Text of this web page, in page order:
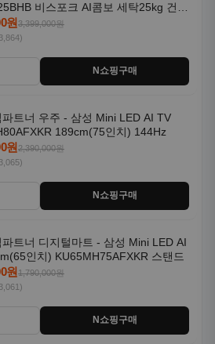
비스포크 AI콤보 세탁25kg 건조
형 일체형 1등급
원3,399,000원
N쇼핑구매
파트너 우주 - 삼성 Mini LED AI TV
189cm(75인치) 144Hz
원2,390,000원
N쇼핑구매
파트너 디지털마트 - 삼성 Mini LED AI
인치) KU65MH75AFXKR 스탠드
원1,790,000원
N쇼핑구매